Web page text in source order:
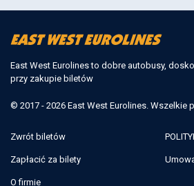
East West Eurolines to dobre autobusy,
przy zakupie biletów
© 2017 - 2026 East West Eurolines. Wszelkie
Zwrót biletów
Zapłacić za bilety
O firmie